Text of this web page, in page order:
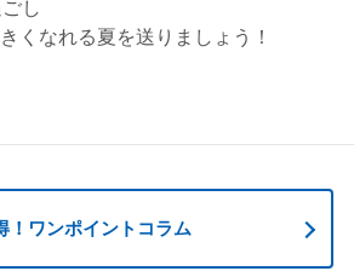
し
くなれる夏を送りましょう！
！ワンポイントコラム